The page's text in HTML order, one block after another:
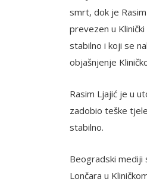
smrt, dok je
prevezen u
stabilno i koji se
objašnjenje
Rasim Ljajić je u
zadobio teške
stabilno.
Beogradski mediji
Lončara u